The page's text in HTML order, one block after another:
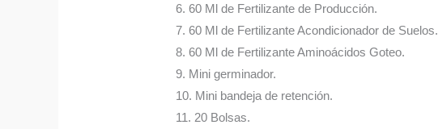
6. 60 Ml de Fertilizante de Producción.
7. 60 Ml de Fertilizante Acondicionador de Suelos.
8. 60 Ml de Fertilizante Aminoácidos Goteo.
9. Mini germinador.
10. Mini bandeja de retención.
11. 20 Bolsas.